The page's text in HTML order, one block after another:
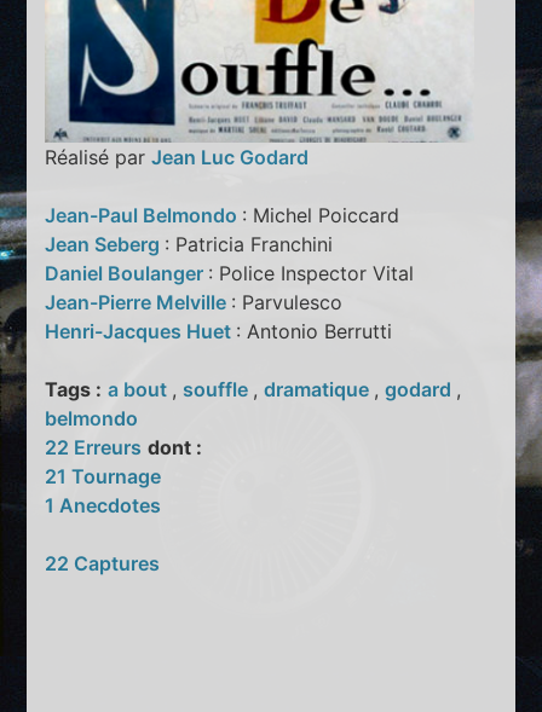
Réalisé parJean Luc Godard
Jean-Paul Belmondo : Michel Poiccard
Jean Seberg : Patricia Franchini
Daniel Boulanger : Police Inspector Vital
Jean-Pierre Melville : Parvulesco
Henri-Jacques Huet : Antonio Berrutti
Tags : a bout , souffle ,dramatique ,godard ,
belmondo
22 Erreurs dont :
21 Tournage
1 Anecdotes
22 Captures